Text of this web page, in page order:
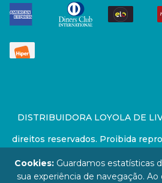
DISTRIBUIDORA LOYOLA DE
direitos reservados. Proibida
Preços e estoque sujeito a
Cookies: Guardamos estatísticas
sua experiência de navegação.